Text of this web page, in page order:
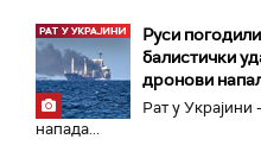
Руси
балистички
дронови
Рат у Украјини
напада...